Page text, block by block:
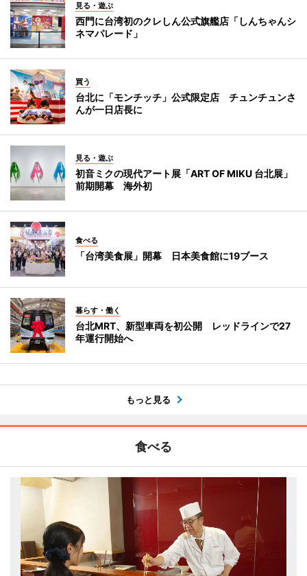
見る・遊ぶ
西門に台湾初のクレしん公式旗艦店「しんちゃんシ
ネマパレード」
買う
台北に「モンチッチ」公式限定店 チュンチュンさ
んが一日店長に
見る・遊ぶ
初音ミクの現代アート展「ART OF MIKU 台北展」
前期開幕 海外初
食べる
「台湾美食展」開幕 日本美食館に19ブース
暮らす・働く
台北MRT、新型車両を初公開 レッドラインで27
年運行開始へ
もっと見る
食べる